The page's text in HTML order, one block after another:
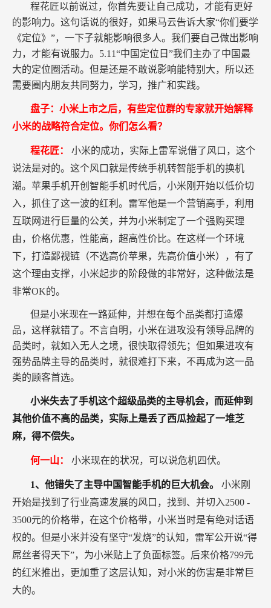
程花匠以前说过，你首先要让自己成功，才能有更好
的影响力。这句话说的很好，如果马云告诉大家“你们要学
《定位》”，一下子就能影响很多人。我们要自己做出影响
力，才能有说服力。5.11“中国定位日”我们主办了中国最
大的定位圈活动。但是还是不敢说影响能特别大，所以还
需要圈内朋友共同努力，学习，推广和实践。
盘子：小米上市之后，有些定位群的专家就开始解释
小米的战略符合定位。你们怎么看？
程花匠： 小米的成功，实际上雷军说借了风口，这个
说法是对的。这个风口就是传统手机转智能手机的换机
潮。苹果手机开创智能手机时代后，小米刚开始以低价切
入，抓住了这一波的红利。雷军他是一个营销高手，利用
互联网进行巨量的公关，并为小米制定了一个强购买理
由，价格优惠，性能高，超高性价比。在这样一个环境
下，打造鄙视链（不选高价苹果，先高价值小米），有了
这个理由支撑，小米起步的阶段做的非常好，这种做法是
非常OK的。
但是小米现在一路延伸，并想在每个品类都打造爆
品，这样就错了。不言自明，小米在进攻没有领导品牌的
品类时，就如入无人之境，很快取得领先；但如果进攻有
强势品牌主导的品类时，就很难打下来，不再成为这一品
类的顾客首选。
小米失去了手机这个超级品类的主导机会，而延伸到
其他价值不高的品类，实际上是丢了西瓜捡起了一堆芝
麻，得不偿失。
何一山： 小米现在的状况，可以说危机四伏。
1、他错失了主导中国智能手机的巨大机会。 小米刚
开始是找到了行业高速发展的风口，找到、并切入2500 -
3500元的价格带，在这个价格带，小米当时是有绝对话语
权的。但是小米并没有坚守“发烧”的认知，雷军公开说“得
屌丝者得天下”，为小米贴上了负面标签。后来价格799元
的红米推出，更加重了这层认知，对小米的伤害是非常巨
大的。